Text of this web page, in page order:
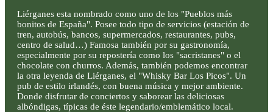
Liérganes esta nombrado como uno de los "Pueblos más
bonitos de España". Posee todo tipo de servicios (estación de
tren, autobús, bancos, supermercados, restaurantes, pubs,
centro de salud…) Famosa también por su gastronomía,
especialmente por su repostería como los "sacristanes" o el
chocolate con churros. Además, también podemos encontrar
la otra leyenda de Liérganes, el "Whisky Bar Los Picos". Un
pub de estilo irlandés, con buena música y mejor ambiente.
Donde disfrutar de conciertos y saborear las deliciosas
albóndigas, típicas de éste legendario/emblemático local.